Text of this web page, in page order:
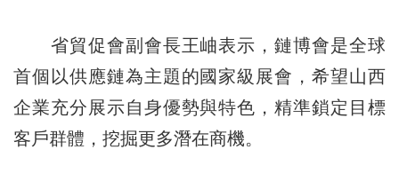
省貿促會副會長王岫表示，鏈博會是全球
首個以供應鏈為主題的國家級展會，希望山西
企業充分展示自身優勢與特色，精準鎖定目標
客戶群體，挖掘更多潛在商機。